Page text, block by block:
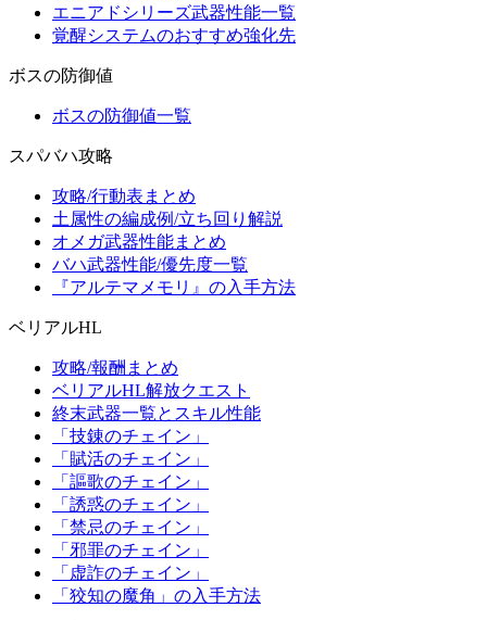
エニアドシリーズ武器性能一覧
覚醒システムのおすすめ強化先
ボスの防御値
ボスの防御値一覧
スパバハ攻略
攻略/行動表まとめ
土属性の編成例/立ち回り解説
オメガ武器性能まとめ
バハ武器性能/優先度一覧
『アルテマメモリ』の入手方法
ベリアルHL
攻略/報酬まとめ
ベリアルHL解放クエスト
終末武器一覧とスキル性能
「技錬のチェイン」
「賦活のチェイン」
「謳歌のチェイン」
「誘惑のチェイン」
「禁忌のチェイン」
「邪罪のチェイン」
「虚詐のチェイン」
「狡知の魔角」の入手方法